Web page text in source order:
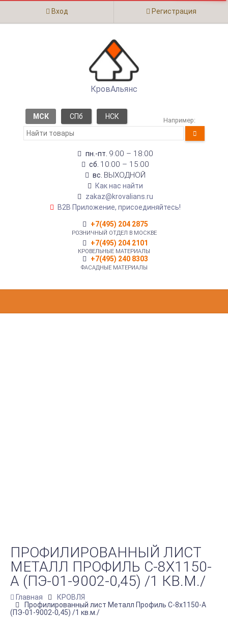
Вход Регистрация
КровАльянс
МСК СПб НСК Например:
пн.-пт. 9:00 – 18:00
сб. 10:00 – 15:00
вс. ВЫХОДНОЙ
Как нас найти
zakaz@krovalians.ru
B2B Приложение, присоединяйтесь!
+7(495) 204 2875
РОЗНИЧНЫЙ ОТДЕЛ В МОСКВЕ
+7(495) 204 2101
КРОВЕЛЬНЫЕ МАТЕРИАЛЫ
+7(495) 240 8303
ФАСАДНЫЕ МАТЕРИАЛЫ
ПРОФИЛИРОВАННЫЙ ЛИСТ
МЕТАЛЛ ПРОФИЛЬ С-8Х1150-
A (ПЭ-01-9002-0,45) /1 КВ.М./
Главная
КРОВЛЯ
Профилированный лист Металл Профиль С-8х1150-A
(ПЭ-01-9002-0,45) /1 кв.м./